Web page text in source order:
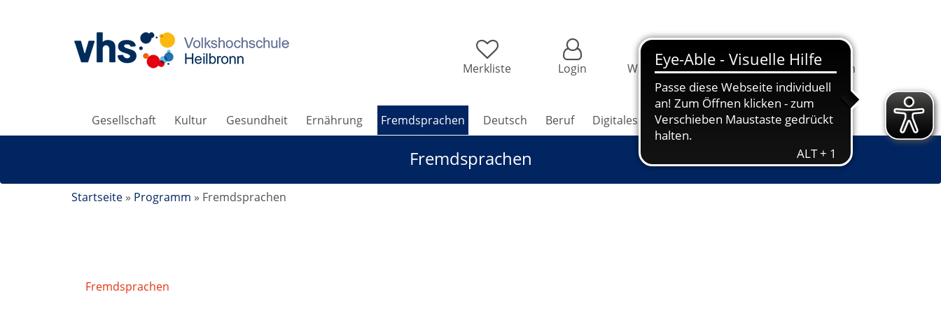
Merkliste Login Warenkorb Information Programm
Gesellschaft Kultur Gesundheit Ernährung Fremdsprachen Deutsch Beruf Digitales Grundbildung Jugendkunstschule
Fremdsprachen
Startseite » Programm » Fremdsprachen
Fremdsprachen